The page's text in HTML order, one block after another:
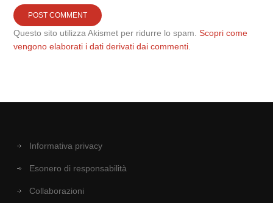
Questo sito utilizza Akismet per ridurre lo spam.Scopri come
vengono elaborati i dati derivati dai commenti
Informativa privacy
Esonero di responsabilità
Collaborazioni